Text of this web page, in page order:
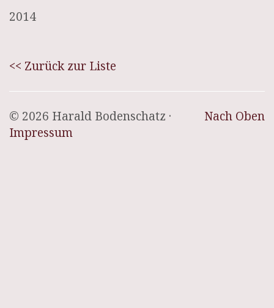
2014
<< Zurück zur Liste
Nach Oben
© 2026 Harald Bodenschatz ·
Impressum